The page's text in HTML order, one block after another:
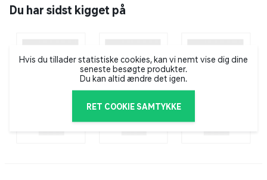
Du har sidst kigget på
Hvis du tillader statistiske cookies, kan vi nemt vise dig dine
seneste besøgte produkter.
Du kan altid ændre det igen.
RET COOKIE SAMTYKKE